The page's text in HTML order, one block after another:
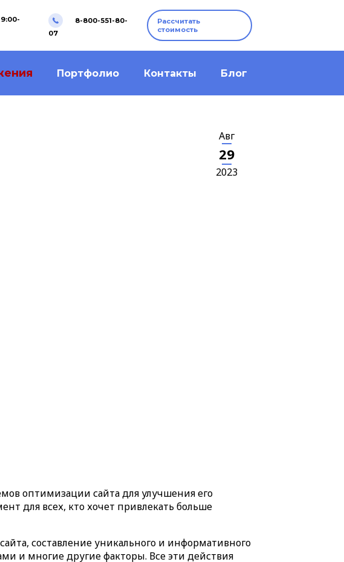
8-800-551-80-
07
Рассчитать
стоимость
Портфолио Контакты Блог
Авг
29
2023
оптимизации сайта для улучшения его
для всех, кто хочет привлекать больше
составление уникального и информативного
и многие другие факторы. Все эти действия